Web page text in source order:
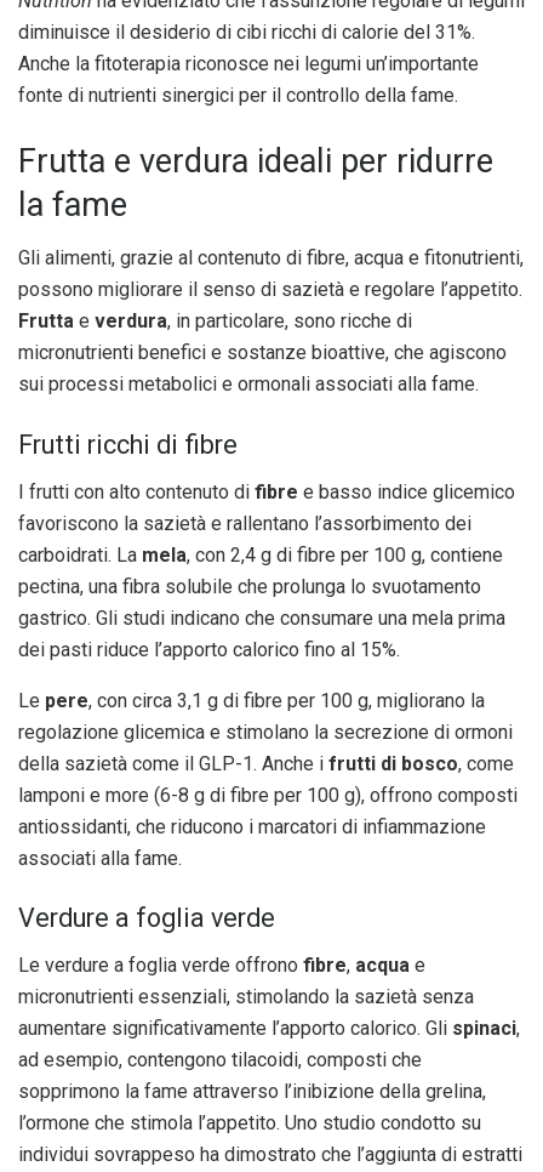
diminuisce il desiderio di cibi ricchi di calorie del 31%.
Anche la fitoterapia riconosce nei legumi un’importante
fonte di nutrienti sinergici per il controllo della fame.
Frutta e verdura ideali per ridurre
la fame
Gli alimenti, grazie al contenuto di fibre, acqua e fitonutrienti,
possono migliorare il senso di sazietà e regolare l’appetito.
Frutta e verdura, in particolare, sono ricche di
micronutrienti benefici e sostanze bioattive, che agiscono
sui processi metabolici e ormonali associati alla fame.
Frutti ricchi di fibre
I frutti con alto contenuto di fibre e basso indice glicemico
favoriscono la sazietà e rallentano l’assorbimento dei
carboidrati. La mela, con 2,4 g di fibre per 100 g, contiene
pectina, una fibra solubile che prolunga lo svuotamento
gastrico. Gli studi indicano che consumare una mela prima
dei pasti riduce l’apporto calorico fino al 15%.
Le pere, con circa 3,1 g di fibre per 100 g, migliorano la
regolazione glicemica e stimolano la secrezione di ormoni
della sazietà come il GLP-1. Anche i frutti di bosco, come
lamponi e more (6-8 g di fibre per 100 g), offrono composti
antiossidanti, che riducono i marcatori di infiammazione
associati alla fame.
Verdure a foglia verde
Le verdure a foglia verde offrono fibre, acqua e
micronutrienti essenziali, stimolando la sazietà senza
aumentare significativamente l’apporto calorico. Gli spinaci,
ad esempio, contengono tilacoidi, composti che
sopprimono la fame attraverso l’inibizione della grelina,
l’ormone che stimola l’appetito. Uno studio condotto su
individui sovrappeso ha dimostrato che l’aggiunta di estratti